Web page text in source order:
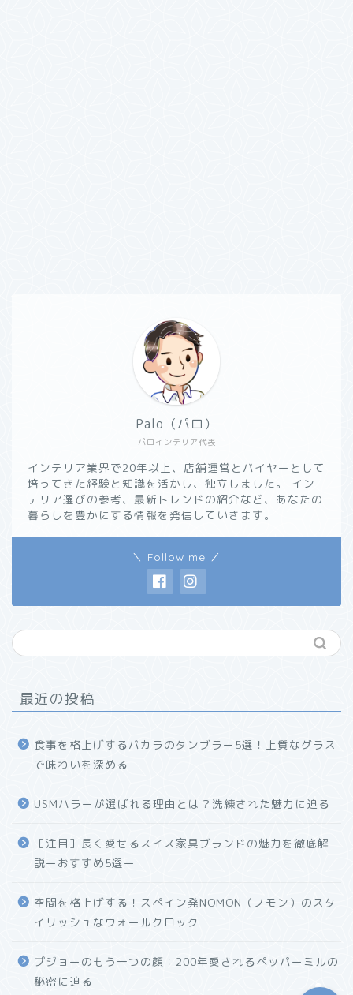
パロインテリア代表
Palo（パロ）
インテリア業界で20年以上、店舗運営とバイヤーとして
培ってきた経験と知識を活かし、独立しました。 イン
テリア選びの参考、最新トレンドの紹介など、あなたの
暮らしを豊かにする情報を発信していきます。
＼ Follow me ／
最近の投稿
食事を格上げするバカラのタンブラー5選！上質なグラス
で味わいを深める
USMハラーが選ばれる理由とは？洗練された魅力に迫る
［注目］長く愛せるスイス家具ブランドの魅力を徹底解
説ーおすすめ5選ー
空間を格上げする！スペイン発NOMON（ノモン）のスタ
イリッシュなウォールクロック
プジョーのもう一つの顔：200年愛されるペッパーミルの
秘密に迫る